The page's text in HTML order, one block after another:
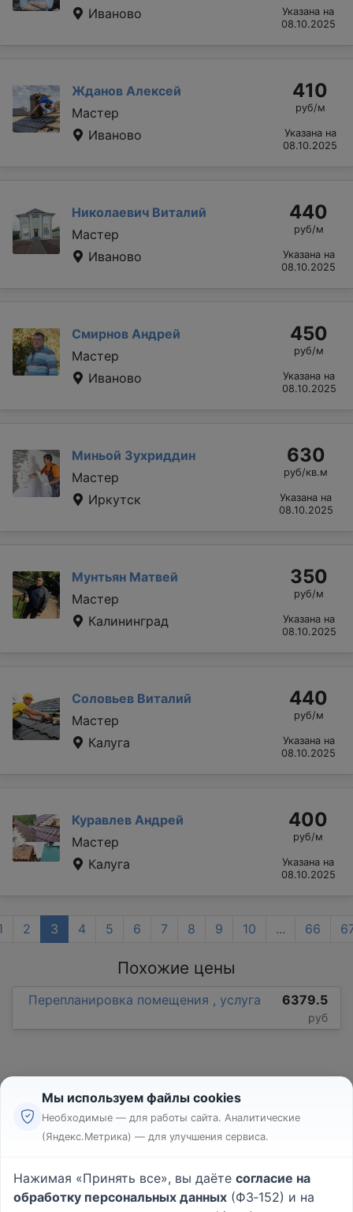
Иваново
Указана на
08.10.2025
Жданов Алексей
Мастер
Иваново
410
руб/м
Указана на
08.10.2025
Николаевич Виталий
Мастер
Иваново
440
руб/м
Указана на
08.10.2025
Смирнов Андрей
Мастер
Иваново
450
руб/м
Указана на
08.10.2025
Миньой Зухриддин
Мастер
Иркутск
630
руб/кв.м
Указана на
08.10.2025
Мунтьян Матвей
Мастер
Калининград
350
руб/м
Указана на
08.10.2025
Соловьев Виталий
Мастер
Калуга
440
руб/м
Указана на
08.10.2025
Куравлев Андрей
Мастер
Калуга
400
руб/м
Указана на
08.10.2025
2 3 4 5 6 7 8 9 10 ... 66
Похожие цены
Перепланировка помещения , услуга 6379.5
руб
Реклама
Пользовательское соглашение
Политика конфиденциальности
Мы используем файлы cookies
Необходимые — для работы сайта. Аналитические
(Яндекс.Метрика) — для улучшения сервиса.
Нажимая «Принять все», вы даёте согласие на
обработку персональных данных (ФЗ‑152) и на